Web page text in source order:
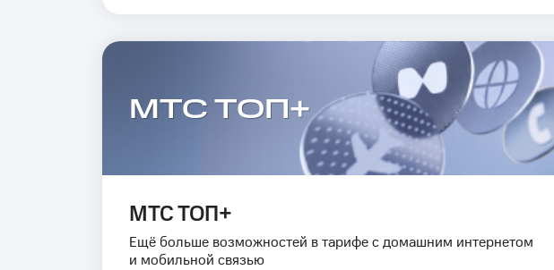
МТС ТОП+
МТС ТОП+
Ещё больше возможностей в тарифе с домашним интернетом
и мобильной связью